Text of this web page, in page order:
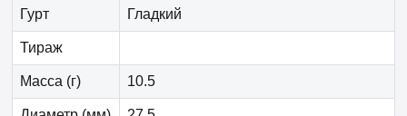
Гурт Гладкий
Тираж
Масса (г) 10.5